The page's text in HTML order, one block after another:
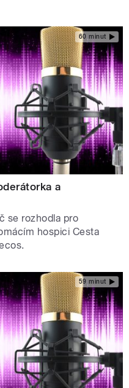
60 minut
a
se rozhodla pro
hospici Cesta
59 minut